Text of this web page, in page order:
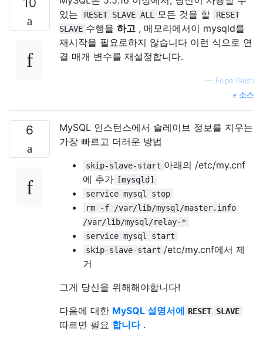
있는
RESET SLAVE ALL 모든 것을 할
RESET
SLAVE 수행을 하고 , 메모리에서이 mysqld를
재시작을 필요로하지 않습니다 이런 식으로 연
결 매개 변수를 재설정합니다.
— Filipe Giusti
소스
6
MySQL 인스턴스에서 슬레이브 정보를 지우는
가장 빠르고 더러운 방법
skip-slave-start 아래의 /etc/my.cnf
에 추가 [mysqld]
service mysql stop
rm -f /var/lib/mysql/master.info
/var/lib/mysql/relay-*
service mysql start
skip-slave-start /etc/my.cnf에서 제
거
그게 당신을 위해해야합니다!
다음에 대한 MySQL 설명서에 RESET SLAVE
따르면 필요 합니다.